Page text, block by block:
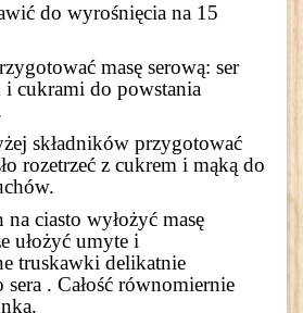
do wyrośnięcia na 15
masę serową: ser
i cukrami do powstania
składników przygotować
rozetrzeć z cukrem i mąką do
ciasto wyłożyć masę
ułożyć umyte i
truskawki delikatnie
sera . Całość równomiernie